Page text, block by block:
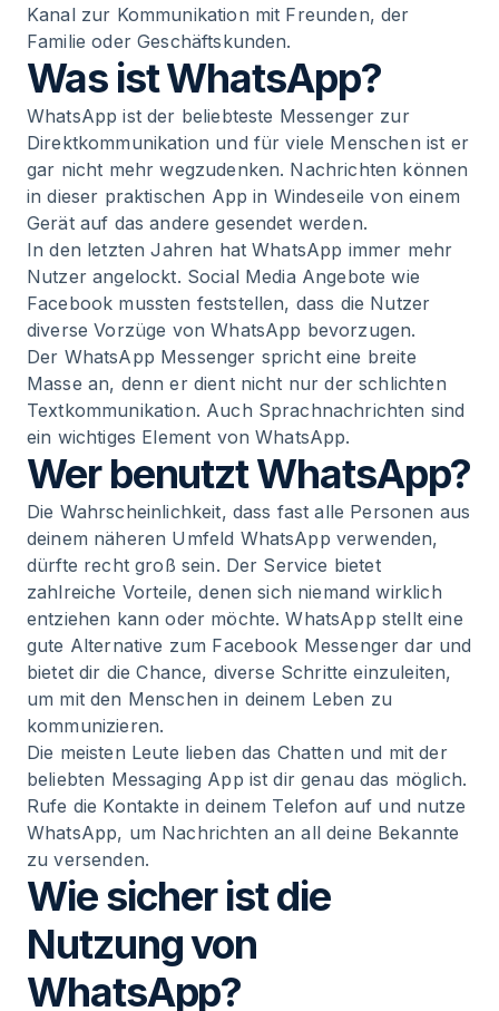
8.Wie wichtig ist WhatsApp im Zusammenhang
mit dem Thema Marketing?
9.Der richtige Umgang mit WhatsApp - lernen,
verstehen und machen
10.Fazit: WhatsApp ist der Kanal zur modernen
Kommunikation
Kanal zur Kommunikation mit Freunden, der
Familie oder Geschäftskunden.
Was ist WhatsApp?
WhatsApp ist der beliebteste Messenger zur
Direktkommunikation und für viele Menschen ist er
gar nicht mehr wegzudenken. Nachrichten können
in dieser praktischen App in Windeseile von einem
Gerät auf das andere gesendet werden.
In den letzten Jahren hat WhatsApp immer mehr
Nutzer angelockt. Social Media Angebote wie
Facebook mussten feststellen, dass die Nutzer
diverse Vorzüge von WhatsApp bevorzugen.
Der WhatsApp Messenger spricht eine breite
Masse an, denn er dient nicht nur der schlichten
Textkommunikation. Auch Sprachnachrichten sind
ein wichtiges Element von WhatsApp.
Wer benutzt WhatsApp?
Die Wahrscheinlichkeit, dass fast alle Personen aus
deinem näheren Umfeld WhatsApp verwenden,
dürfte recht groß sein. Der Service bietet
zahlreiche Vorteile, denen sich niemand wirklich
entziehen kann oder möchte. WhatsApp stellt eine
gute Alternative zum Facebook Messenger dar und
bietet dir die Chance, diverse Schritte einzuleiten,
um mit den Menschen in deinem Leben zu
kommunizieren.
Die meisten Leute lieben das Chatten und mit der
beliebten Messaging App ist dir genau das möglich.
Rufe die Kontakte in deinem Telefon auf und nutze
WhatsApp, um Nachrichten an all deine Bekannte
zu versenden.
Wie sicher ist die
Nutzung von
WhatsApp?